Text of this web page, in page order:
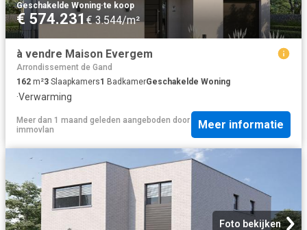
Geschakelde Woning·te koop
€ 574.231€ 3.544/m²
à vendre Maison Evergem
Arrondissement de Gand
162 m²3 Slaapkamers1 BadkamerGeschakelde Woning
·Verwarming
Meer dan 1 maand geleden aangeboden door
immovlan
Meer informatie
Foto bekijken